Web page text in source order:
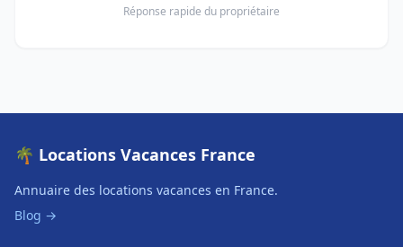
Réponse rapide du propriétaire
🌴 Locations Vacances France
Annuaire des locations vacances en France.
Blog →